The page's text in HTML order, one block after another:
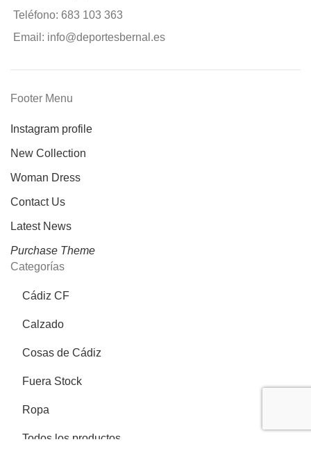
Teléfono: 683 103 363
Email: info@deportesbernal.es
Footer Menu
Instagram profile
New Collection
Woman Dress
Contact Us
Latest News
Purchase Theme
Categorías
Cádiz CF
Calzado
Cosas de Cádiz
Fuera Stock
Ropa
Todos los productos